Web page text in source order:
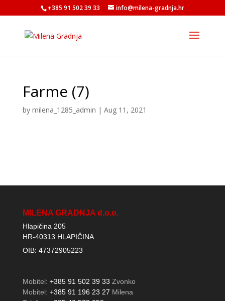
+385 91 502 39 33 info@milena-gradnja.hr
Farme (7)
by milena_1285_admin | Aug 11, 2021
MILENA GRADNJA d.o.o.
Hlapičina 205
HR-40313 HLAPIČINA
OIB: 47372905223
Mobitel: +385 91 502 39 33 Zvonko
Mobitel: +385 91 196 23 27 Milena